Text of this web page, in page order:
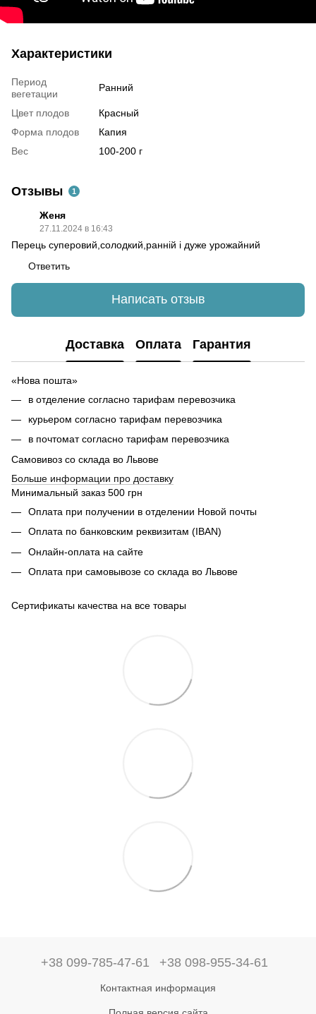
Характеристики
Период
вегетации
Ранний
Цвет плодов
Красный
Форма плодов
Капия
Вес
100-200 г
Отзывы 1
Женя
27.11.2024 в 16:43
Перець суперовий,солодкий,ранній і дуже урожайний
Ответить
Написать отзыв
Доставка Оплата Гарантия
«Нова пошта»
в отделение согласно тарифам перевозчика
курьером согласно тарифам перевозчика
в почтомат согласно тарифам перевозчика
Самовивоз со склада во Львове
Больше информации про доставку
Минимальный заказ 500 грн
Оплата при получении в отделении Новой почты
Оплата по банковским реквизитам (IBAN)
Онлайн-оплата на сайте
Оплата при самовывозе со склада во Львове
Сертификаты качества на все товары
+38 099-785-47-61 +38 098-955-34-61
Контактная информация